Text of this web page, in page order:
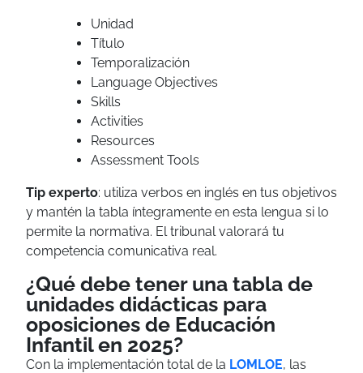
Unidad
Título
Temporalización
Language Objectives
Skills
Activities
Resources
Assessment Tools
Tip experto: utiliza verbos en inglés en tus objetivos
y mantén la tabla íntegramente en esta lengua si lo
permite la normativa. El tribunal valorará tu
competencia comunicativa real.
¿Qué debe tener una tabla de
unidades didácticas para
oposiciones de Educación
Infantil en 2025?
Con la implementación total de la LOMLOE, las